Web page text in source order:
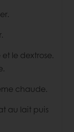
le dextrose.
chaude.
au lait puis